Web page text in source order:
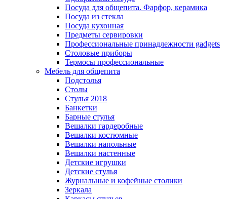
Посуда для общепита. Фарфор, керамика
Посуда из стекла
Посуда кухонная
Предметы сервировки
Профессиональные принадлежности gadgets
Столовые приборы
Термосы профессиональные
Мебель для общепита
Подстолья
Столы
Стулья 2018
Банкетки
Барные стулья
Вешалки гардеробные
Вешалки костюмные
Вешалки напольные
Вешалки настенные
Детские игрушки
Детские стулья
Журнальные и кофейные столики
Зеркала